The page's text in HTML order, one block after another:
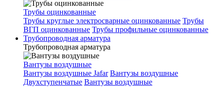
Трубы оцинкованные
Трубы круглые электросварные оцинкованные Трубы
ВГП оцинкованные Трубы профильные оцинкованные
Трубопроводная арматура
Трубопроводная арматура
Вантузы воздушные
Вантузы воздушные Jafar Вантузы воздушные
Двухступенчатые Вантузы воздушные